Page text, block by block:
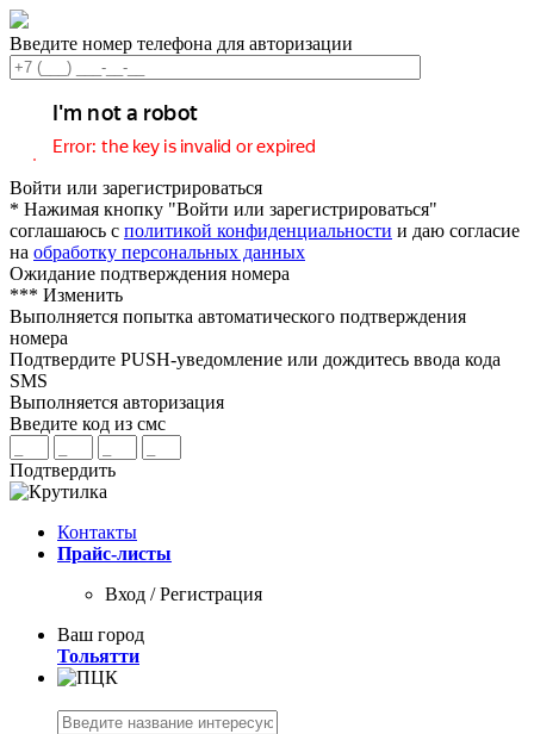
Введите номер телефона для авторизации
Войти или зарегистрироваться
* Нажимая кнопку "Войти или зарегистрироваться"
соглашаюсь с политикой конфиденциальности и даю согласие
на обработку персональных данных
Ожидание подтверждения номера
*** Изменить
Выполняется попытка автоматического подтверждения
номера
Подтвердите PUSH-уведомление или дождитесь ввода кода
SMS
Выполняется авторизация
Введите код из смс
Подтвердить
Контакты
Прайс-листы
Вход / Регистрация
Ваш город
Тольятти